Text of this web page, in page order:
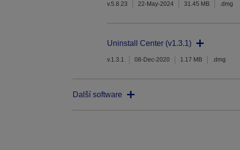
v.5.8.23 22-May-2024 31.45 MB .dmg
Uninstall Center (v1.3.1)
v.1.3.1 08-Dec-2020 1.17 MB .dmg
Další software